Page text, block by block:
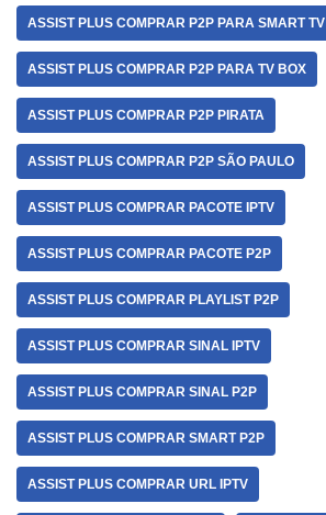
ASSIST PLUS COMPRAR P2P PARA SMART TV
ASSIST PLUS COMPRAR P2P PARA TV BOX
ASSIST PLUS COMPRAR P2P PIRATA
ASSIST PLUS COMPRAR P2P SÃO PAULO
ASSIST PLUS COMPRAR PACOTE IPTV
ASSIST PLUS COMPRAR PACOTE P2P
ASSIST PLUS COMPRAR PLAYLIST P2P
ASSIST PLUS COMPRAR SINAL IPTV
ASSIST PLUS COMPRAR SINAL P2P
ASSIST PLUS COMPRAR SMART P2P
ASSIST PLUS COMPRAR URL IPTV